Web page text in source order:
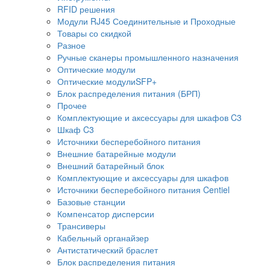
RFID решения
Модули RJ45 Соединительные и Проходные
Товары со скидкой
Разное
Ручные сканеры промышленного назначения
Оптические модули
Оптические модулиSFP+
Блок распределения питания (БРП)
Прочее
Комплектующие и аксессуары для шкафов C3
Шкаф C3
Источники бесперебойного питания
Внешние батарейные модули
Внешний батарейный блок
Комплектующие и аксессуары для шкафов
Источники бесперебойного питания Centiel
Базовые станции
Компенсатор дисперсии
Трансиверы
Кабельный органайзер
Антистатический браслет
Блок распределения питания